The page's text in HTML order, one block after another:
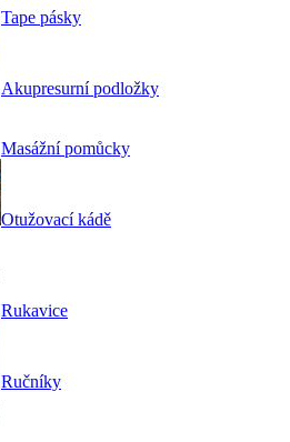
Tape pásky
Akupresurní podložky
Masážní pomůcky
Otužovací kádě
Rukavice
Ručníky